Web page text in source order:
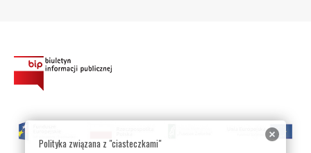
Polityka związana z "ciasteczkami"